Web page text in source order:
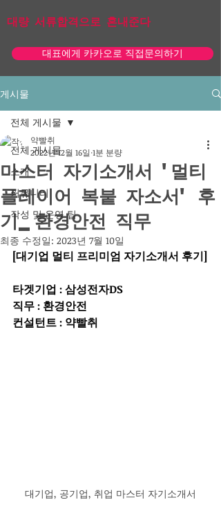
​대량 서류합격으로 혼내준다
대표에게 카카오로 직접문의하기
게시물
전체 게시물
소개
커뮤니티
작성 및 운영 팁
전체 게시물
마스터 자기소개서 '멀티
플레이어 복붙 자소서' 후
기_환경안전 직무
약빨취
2022년 12월 16일 1분 분량
최종 수정일: 2023년 7월 10일
[대기업 멀티 프리미엄 자기소개서 후기]
타겟기업 : 삼성전자DS
직무 : 환경안전
컨설턴트 : 약빨취
대기업, 공기업, 취업 마스터 자기소개서